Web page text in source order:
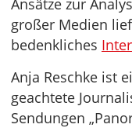
Ansätze zur
großer Medien
bedenkliches
Anja Reschke ist
geachtete
Sendungen